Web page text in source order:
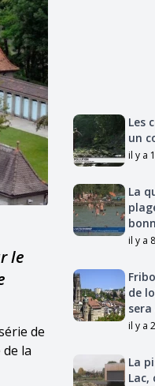
le
de
la
Les
un
il y a
La
il y a
de
il y a
La
Lac,